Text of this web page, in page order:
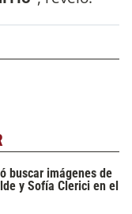
buscar imágenes de
y Sofía Clerici en el